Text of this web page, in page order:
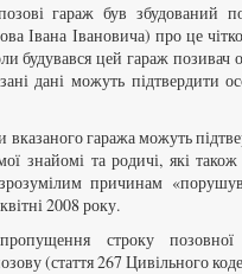
гараж був збудований
Івана Івановича) про це
будувався цей гараж позивач
дані можуть підтвердити
гаража можуть
знайомі та родичі, які також
причинам
2008 року.
строку
(стаття 267 Цивільного